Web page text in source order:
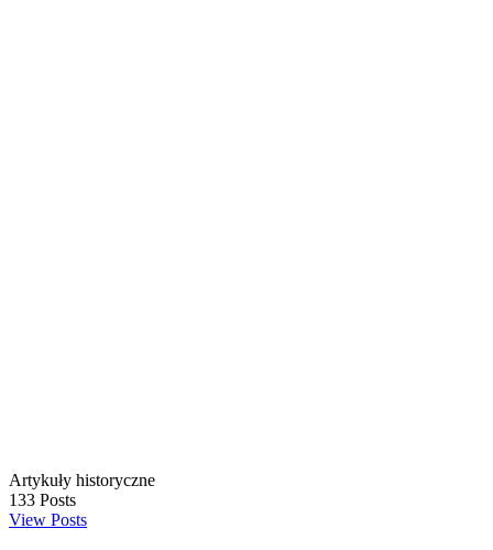
Artykuły historyczne
133 Posts
View Posts